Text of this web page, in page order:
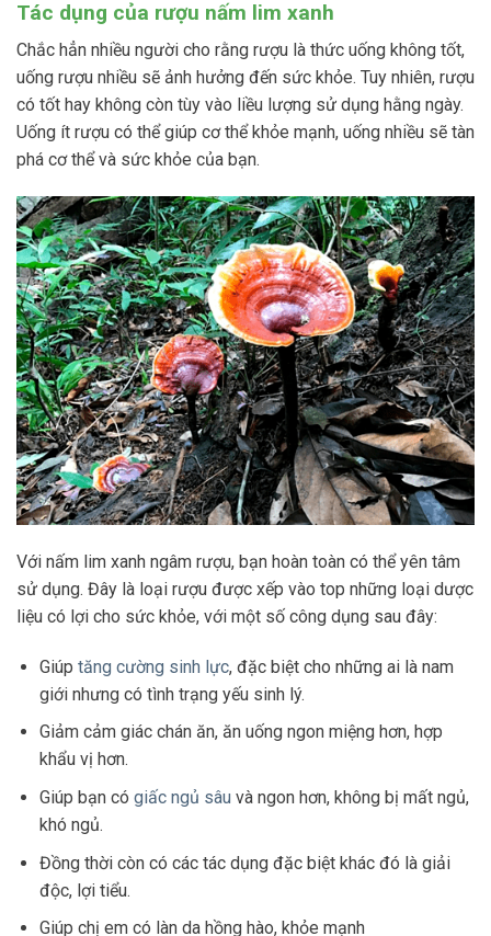
Tác dụng của rượu nấm lim xanh
Chắc hẳn nhiều người cho rằng rượu là thức uống không tốt,
uống rượu nhiều sẽ ảnh hưởng đến sức khỏe. Tuy nhiên, rượu
có tốt hay không còn tùy vào liều lượng sử dụng hằng ngày.
Uống ít rượu có thể giúp cơ thể khỏe mạnh, uống nhiều sẽ tàn
phá cơ thể và sức khỏe của bạn.
Với nấm lim xanh ngâm rượu, bạn hoàn toàn có thể yên tâm
sử dụng. Đây là loại rượu được xếp vào top những loại dược
liệu có lợi cho sức khỏe, với một số công dụng sau đây:
Giúp tăng cường sinh lực, đặc biệt cho những ai là nam
giới nhưng có tình trạng yếu sinh lý.
Giảm cảm giác chán ăn, ăn uống ngon miệng hơn, hợp
khẩu vị hơn.
Giúp bạn có giấc ngủ sâu và ngon hơn, không bị mất ngủ,
khó ngủ.
Đồng thời còn có các tác dụng đặc biệt khác đó là giải
độc, lợi tiểu.
Giúp chị em có làn da hồng hào, khỏe mạnh